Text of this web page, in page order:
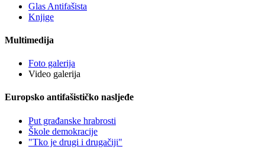
Glas Antifašista
Knjige
Multimedija
Foto galerija
Video galerija
Europsko antifašističko nasljeđe
Put građanske hrabrosti
Škole demokracije
"Tko je drugi i drugačiji"